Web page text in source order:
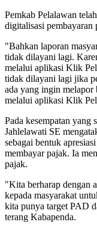
Pemkab Pelalawan
digitalisasi pembayaran
"Bahkan laporan
tidak dilayani lagi.
melalui aplikasi Klik
tidak dilayani lagi jika
ada yang ingin melapor
melalui aplikasi Klik
Pada kesempatan yang
Jahlelawati SE
sebagai bentuk
membayar pajak. Ia
pajak.
"Kita berharap dengan
kepada masyarakat
kita punya target PAD
terang Kabapenda.